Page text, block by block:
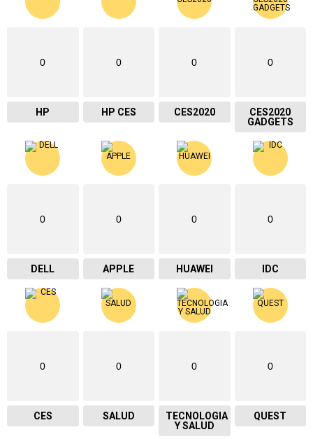
0
HP
0
HP CES
0
CES2020
0
CES2020
GADGETS
0
DELL
0
APPLE
0
HUAWEI
0
IDC
0
CES
0
SALUD
0
TECNOLOGIA
Y SALUD
0
QUEST